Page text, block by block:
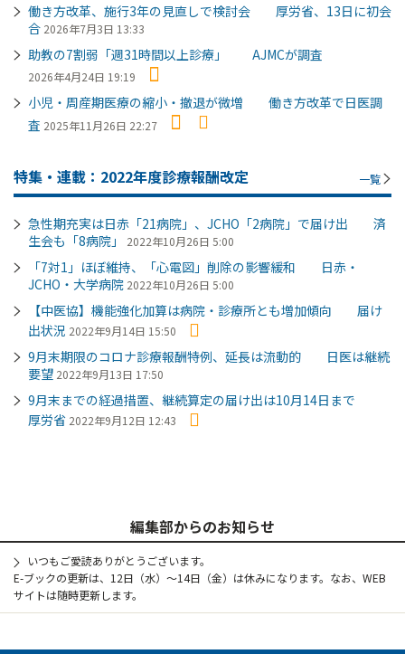
働き方改革、施行3年の見直しで検討会 厚労省、13日に初会
合 2026年7月3日 13:33
助教の7割弱「週31時間以上診療」 AJMCが調査
2026年4月24日 19:19
小児・周産期医療の縮小・撤退が微増 働き方改革で日医調
査 2025年11月26日 22:27
特集・連載：2022年度診療報酬改定 一覧
急性期充実は日赤「21病院」、JCHO「2病院」で届け出 済
生会も「8病院」
2022年10月26日 5:00
「7対1」ほぼ維持、「心電図」削除の影響緩和 日赤・
JCHO・大学病院 2022年10月26日 5:00
【中医協】機能強化加算は病院・診療所とも増加傾向 届け
出状況 2022年9月14日 15:50
9月末期限のコロナ診療報酬特例、延長は流動的 日医は継続
要望 2022年9月13日 17:50
9月末までの経過措置、継続算定の届け出は10月14日まで
厚労省 2022年9月12日 12:43
編集部からのお知らせ
いつもご愛読ありがとうございます。
E-ブックの更新は、12日（水）～14日（金）は休みになります。なお、WEB
サイトは随時更新します。